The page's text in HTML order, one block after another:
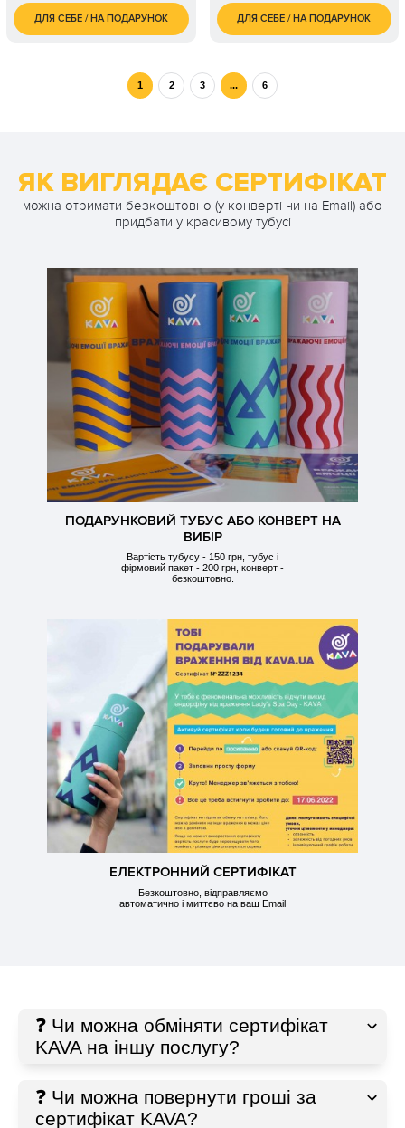
1 ос. / 8 занять по 1
годині
грн
3 700
грн
ДЛЯ СЕБЕ / НА ПОДАРУНОК
1 ос. / 8 занять по 1
годині
грн
ДЛЯ СЕБЕ / НА ПОДАРУНОК
1 2 3 ... 6
ЯК ВИГЛЯДАЄ СЕРТИФІКАТ
можна отримати безкоштовно (у конверті чи на Email) або
придбати у красивому тубусі
ПОДАРУНКОВИЙ ТУБУС АБО КОНВЕРТ НА
ВИБІР
Вартість тубусу - 150 грн, тубус і
фірмовий пакет - 200 грн, конверт -
безкоштовно.
ЕЛЕКТРОННИЙ СЕРТИФІКАТ
Безкоштовно, відправляємо
автоматично і миттєво на ваш Email
❓ Чи можна обміняти сертифікат
KAVA на іншу послугу?
❓ Чи можна повернути гроші за
сертифікат KAVA?